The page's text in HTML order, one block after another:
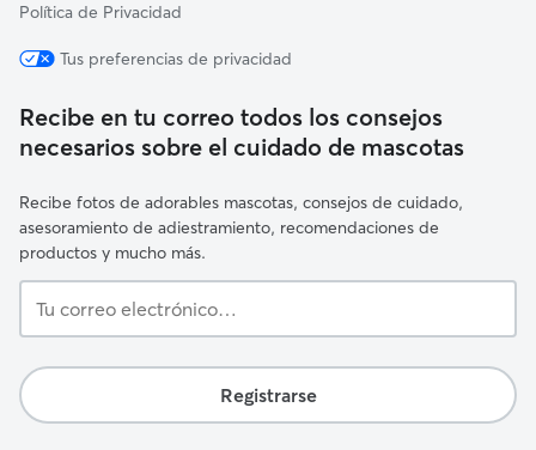
Política de Privacidad
Tus preferencias de privacidad
Recibe en tu correo todos los consejos
necesarios sobre el cuidado de mascotas
Recibe fotos de adorables mascotas, consejos de cuidado,
asesoramiento de adiestramiento, recomendaciones de
productos y mucho más.
correo
Registrarse